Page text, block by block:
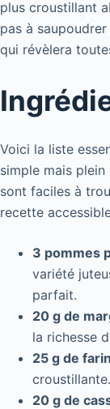
plus croustillant
pas à
qui révèlera
Voici la liste
simple mais
sont faciles à
recette
3 pommes
variété
parfait.
20 g de
la richesse
25 g de
croustillante.
20 g de